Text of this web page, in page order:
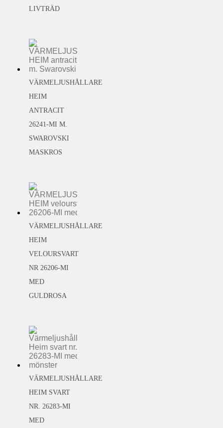
LIVTRÄD
VÄRMELJUSHÅLLARE
HEIM
ANTRACIT
26241-MI M.
SWAROVSKI
MASKROS
VÄRMELJUSHÅLLARE
HEIM
VELOURSVART
NR 26206-MI
MED
GULDROSA
VÄRMELJUSHÅLLARE
HEIM SVART
NR. 26283-MI
MED